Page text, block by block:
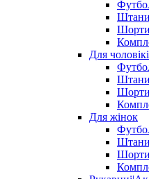
Штани
Шорти
Для
Штани
Шорти
Для жінок
Штани
Шорти